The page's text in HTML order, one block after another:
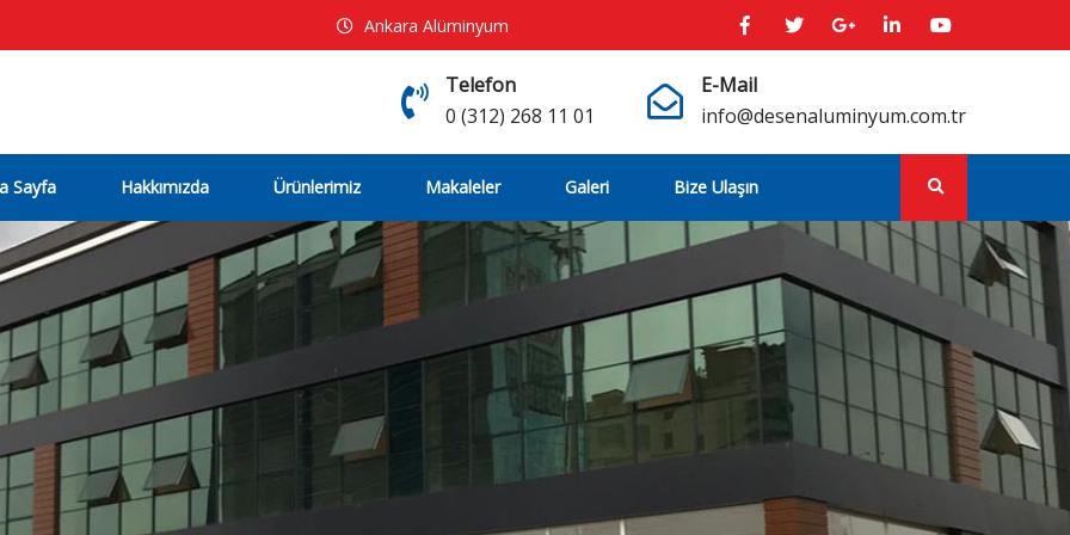
Ankara Alüminyum
Telefon
0 (312) 268 11 01
E-Mail
info@desenaluminyum.com.tr
Sayfa Hakkımızda Ürünlerimiz Makaleler Galeri Bize Ulaşın